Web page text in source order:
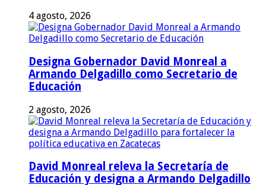
4 agosto, 2026
Designa Gobernador David Monreal a
Armando Delgadillo como Secretario de
Educación
2 agosto, 2026
David Monreal releva la Secretaría de
Educación y designa a Armando Delgadillo